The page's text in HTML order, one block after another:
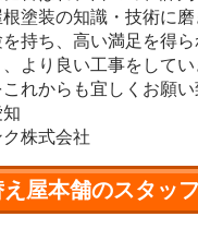
塗装の知識・技術に磨
持ち、高い満足を得
より良い工事をしてい
れからも宜しくお願い
株式会社
屋本舗のスタッ